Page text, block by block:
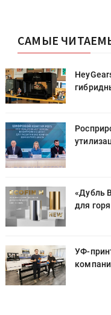
САМЫЕ
«Дубль
для
УФ-